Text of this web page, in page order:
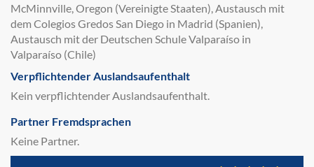
McMinnville, Oregon (Vereinigte Staaten), Austausch mit
dem Colegios Gredos San Diego in Madrid (Spanien),
Austausch mit der Deutschen Schule Valparaíso in
Valparaíso (Chile)
Verpflichtender Auslandsaufenthalt
Kein verpflichtender Auslandsaufenthalt.
Partner Fremdsprachen
Keine Partner.